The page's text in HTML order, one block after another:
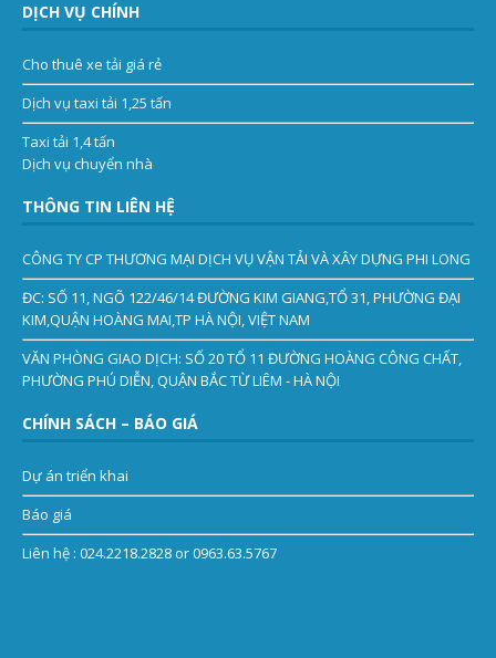
DỊCH VỤ CHÍNH
Cho thuê xe tải giá rẻ
Dịch vụ taxi tải 1,25 tấn
Taxi tải 1,4 tấn
Dịch vụ chuyển nhà
THÔNG TIN LIÊN HỆ
CÔNG TY CP THƯƠNG MẠI DỊCH VỤ VẬN TẢI VÀ XÂY DỰNG PHI LONG
ĐC: SỐ 11, NGÕ 122/46/14 ĐƯỜNG KIM GIANG,TỔ 31, PHƯỜNG ĐẠI
KIM,QUẬN HOÀNG MAI,TP HÀ NỘI, VIỆT NAM
VĂN PHÒNG GIAO DỊCH: SỐ 20 TỔ 11 ĐƯỜNG HOÀNG CÔNG CHẤT,
PHƯỜNG PHÚ DIỄN, QUẬN BẮC TỪ LIÊM - HÀ NỘI
CHÍNH SÁCH – BÁO GIÁ
Dự án triển khai
Báo giá
Liên hệ : 024.2218.2828 or 0963.63.5767